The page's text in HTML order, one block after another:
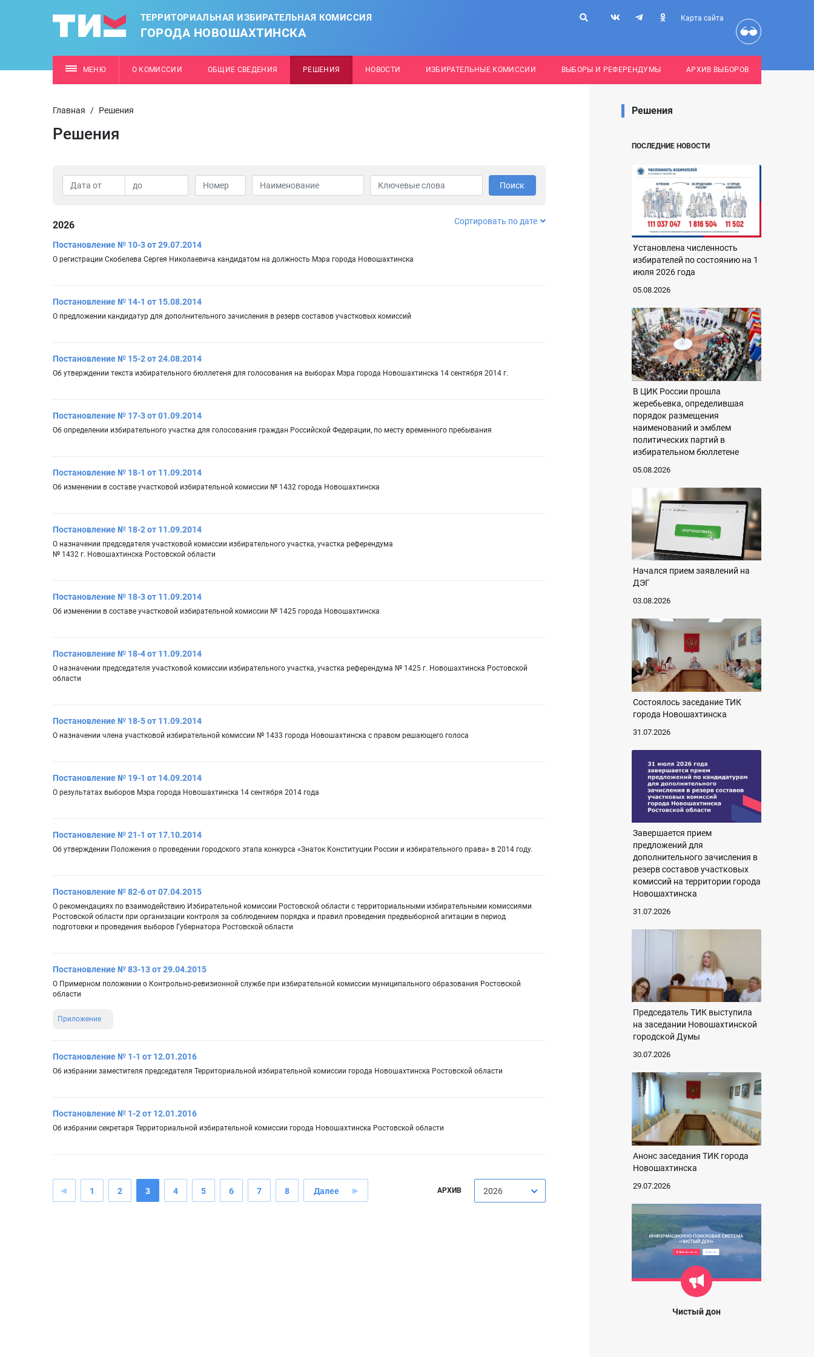
ТЕРРИТОРИАЛЬНАЯ ИЗБИРАТЕЛЬНАЯ КОМИССИЯ
ГОРОДА НОВОШАХТИНСКА
Карта сайта
МЕНЮ О КОМИССИИ ОБЩИЕ СВЕДЕНИЯ РЕШЕНИЯ НОВОСТИ ИЗБИРАТЕЛЬНЫЕ КОМИССИИ ВЫБОРЫ И РЕФЕРЕНДУМЫ АРХИВ ВЫБОРОВ
Главная / Решения
Решения
Поиск
2026 Сортировать по дате
Постановление № 10-3 от 29.07.2014
О регистрации Скобелева Сергея Николаевича кандидатом на должность Мэра города Новошахтинска
Постановление № 14-1 от 15.08.2014
О предложении кандидатур для дополнительного зачисления в резерв составов участковых комиссий
Постановление № 15-2 от 24.08.2014
Об утверждении текста избирательного бюллетеня для голосования на выборах Мэра города Новошахтинска 14 сентября 2014 г.
Постановление № 17-3 от 01.09.2014
Об определении избирательного участка для голосования граждан Российской Федерации, по месту временного пребывания
Постановление № 18-1 от 11.09.2014
Об изменении в составе участковой избирательной комиссии № 1432 города Новошахтинска
Постановление № 18-2 от 11.09.2014
О назначении председателя участковой комиссии избирательного участка, участка референдума
№ 1432 г. Новошахтинска Ростовской области
Постановление № 18-3 от 11.09.2014
Об изменении в составе участковой избирательной комиссии № 1425 города Новошахтинска
Постановление № 18-4 от 11.09.2014
О назначении председателя участковой комиссии избирательного участка, участка референдума № 1425 г. Новошахтинска Ростовской
области
Постановление № 18-5 от 11.09.2014
О назначении члена участковой избирательной комиссии № 1433 города Новошахтинска с правом решающего голоса
Постановление № 19-1 от 14.09.2014
О результатах выборов Мэра города Новошахтинска 14 сентября 2014 года
Постановление № 21-1 от 17.10.2014
Об утверждении Положения о проведении городского этапа конкурса «Знаток Конституции России и избирательного права» в 2014 году.
Постановление № 82-6 от 07.04.2015
О рекомендациях по взаимодействию Избирательной комиссии Ростовской области с территориальными избирательными комиссиями
Ростовской области при организации контроля за соблюдением порядка и правил проведения предвыборной агитации в период
подготовки и проведения выборов Губернатора Ростовской области
Постановление № 83-13 от 29.04.2015
О Примерном положении о Контрольно-ревизионной службе при избирательной комиссии муниципального образования Ростовской
области
Приложение
Постановление № 1-1 от 12.01.2016
Об избрании заместителя председателя Территориальной избирательной комиссии города Новошахтинска Ростовской области
Постановление № 1-2 от 12.01.2016
Об избрании секретаря Территориальной избирательной комиссии города Новошахтинска Ростовской области
1 2 3 4 5 6 7 8 Далее АРХИВ 2026
Решения
ПОСЛЕДНИЕ НОВОСТИ
Установлена численность
избирателей по состоянию на 1
июля 2026 года
05.08.2026
В ЦИК России прошла
жеребьевка, определившая
порядок размещения
наименований и эмблем
политических партий в
избирательном бюллетене
05.08.2026
Начался прием заявлений на
ДЭГ
03.08.2026
Состоялось заседание ТИК
города Новошахтинска
31.07.2026
Завершается прием
предложений для
дополнительного зачисления в
резерв составов участковых
комиссий на территории города
Новошахтинска
31.07.2026
Председатель ТИК выступила
на заседании Новошахтинской
городской Думы
30.07.2026
Анонс заседания ТИК города
Новошахтинска
29.07.2026
Чистый дон